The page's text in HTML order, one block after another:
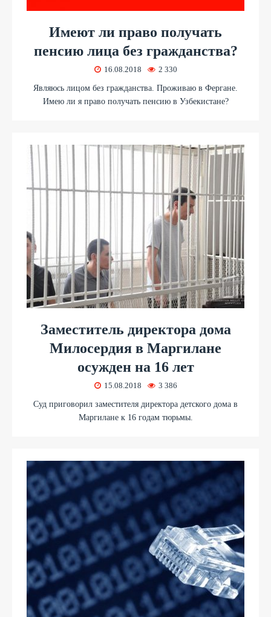
​Имеют ли право получать
пенсию лица без гражданства?
16.08.2018 2 330
Являюсь лицом без гражданства. Проживаю в Фергане.
Имею ли я право получать пенсию в Узбекистане?
Заместитель директора дома
Милосердия в Маргилане
осужден на 16 лет
15.08.2018 3 386
Суд приговорил заместителя директора детского дома в
Маргилане к 16 годам тюрьмы.